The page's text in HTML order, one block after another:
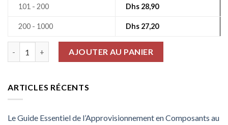
101 - 200 Dhs 28,90
200 - 1000 Dhs 27,20
AJOUTER AU PANIER
ARTICLES RÉCENTS
Le Guide Essentiel de l’Approvisionnement en Composants au